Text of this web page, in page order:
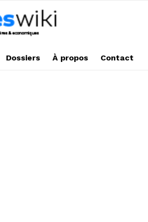
Dossiers À propos Contact